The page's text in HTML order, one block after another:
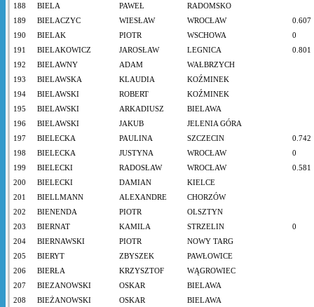
188
BIELA PAWEŁ
RADOMSKO
189
BIELACZYC WIESŁAW WROCŁAW
0.607
190
BIELAK PIOTR WSCHOWA
0
191
BIELAKOWICZ JAROSŁAW LEGNICA
0.801
192
BIELAWNY ADAM
WAŁBRZYCH
193
BIELAWSKA KLAUDIA
KOŹMINEK
194
BIELAWSKI ROBERT
KOŹMINEK
195
BIELAWSKI ARKADIUSZ
BIELAWA
196
BIELAWSKI JAKUB
JELENIA GÓRA
197
BIELECKA PAULINA SZCZECIN
0.742
198
BIELECKA JUSTYNA WROCŁAW
0
199
BIELECKI RADOSŁAW WROCŁAW
0.581
200
BIELECKI DAMIAN
KIELCE
201
BIELLMANN ALEXANDRE
CHORZÓW
202
BIENENDA PIOTR
OLSZTYN
203
BIERNAT KAMILA STRZELIN
0
204
BIERNAWSKI PIOTR
NOWY TARG
205
BIERYT ZBYSZEK
PAWŁOWICE
206
BIERŁA KRZYSZTOF
WĄGROWIEC
207
BIEZANOWSKI OSKAR
BIELAWA
208
BIEŻANOWSKI OSKAR
BIELAWA